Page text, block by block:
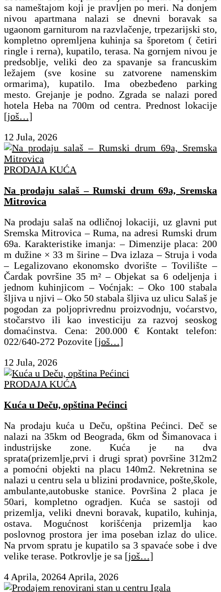
sa nameštajom koji je pravljen po meri. Na donjem
nivou apartmana nalazi se dnevni boravak sa
ugaonom garniturom na razvlačenje, trpezarijski sto,
kompletno opremljena kuhinja sa šporetom ( četiri
ringle i rerna), kupatilo, terasa. Na gornjem nivou je
predsoblje, veliki deo za spavanje sa francuskim
ležajem (sve kosine su zatvorene namenskim
ormarima), kupatilo. Ima obezbeđeno parking
mesto. Grejanje je podno. Zgrada se nalazi pored
hotela Heba na 700m od centra. Prednost lokacije
[još…]
12 Jula, 2026
PRODAJA KUĆA
Na prodaju salaš – Rumski drum 69a, Sremska
Mitrovica
Na prodaju salaš na odličnoj lokaciji, uz glavni put
Sremska Mitrovica – Ruma, na adresi Rumski drum
69a. Karakteristike imanja: – Dimenzije placa: 200
m dužine × 33 m širine – Dva izlaza – Struja i voda
– Legalizovano ekonomsko dvorište – Tovilište –
Čardak površine 35 m² – Objekat sa 6 odeljenja i
jednom kuhinjicom – Voćnjak: – Oko 100 stabala
šljiva u njivi – Oko 50 stabala šljiva uz ulicu Salaš je
pogodan za poljoprivrednu proizvodnju, voćarstvo,
stočarstvo ili kao investiciju za razvoj seoskog
domaćinstva. Cena: 200.000 € Kontakt telefon:
022/640-272 Pozovite [još…]
12 Jula, 2026
PRODAJA KUĆA
Kuća u Deču, opština Pećinci
Na prodaju kuća u Deču, opština Pećinci. Deč se
nalazi na 35km od Beograda, 6km od Šimanovaca i
industrijske zone. Kuća je na dva
sprata(prizemlje,prvi i drugi sprat) površine 312m2
a pomoćni objekti na placu 140m2. Nekretnina se
nalazi u centru sela u blizini prodavnice, pošte,škole,
ambulante,autobuske stanice. Površina 2 placa je
50ari, kompletno ogradjen. Kuća se sastoji od
prizemlja, veliki dnevni boravak, kupatilo, kuhinja,
ostava. Mogućnost korišćenja prizemlja kao
poslovnog prostora jer ima poseban izlaz do ulice.
Na prvom spratu je kupatilo sa 3 spavaće sobe i dve
velike terase. Potkrovlje je sa [još…]
4 Aprila, 20264 Aprila, 2026